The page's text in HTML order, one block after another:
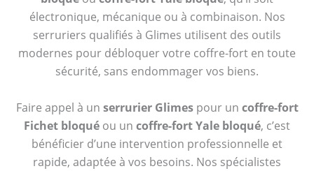
électronique, mécanique ou à combinaison. Nos
serruriers qualifiés à Glimes utilisent des outils
modernes pour débloquer votre coffre-fort en toute
sécurité, sans endommager vos biens.
Faire appel à un serrurier Glimespour un coffre-fort
Fichet bloqué ou un coffre-fort Yale bloqué, c’est
bénéficier d’une intervention professionnelle et
rapide, adaptée à vos besoins. Nos spécialistes